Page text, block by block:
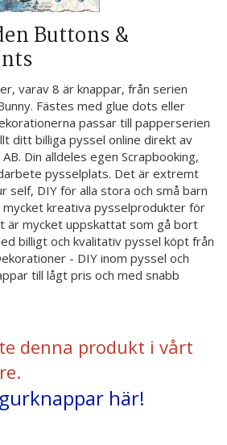
Buttons &
varav 8 är knappar, från serien
Fästes med glue dots eller
passar till papperserien
ditt billiga pyssel online direkt av
Din alldeles egen Scrapbooking,
pysselplats. Det är extremt
self, DIY för alla stora och små barn
mycket kreativa pysselprodukter för
är mycket uppskattat som gå bort
billigt och kvalitativ pyssel köpt från
- DIY inom pyssel och
till lågt pris och med snabb
denna produkt i vårt
här!